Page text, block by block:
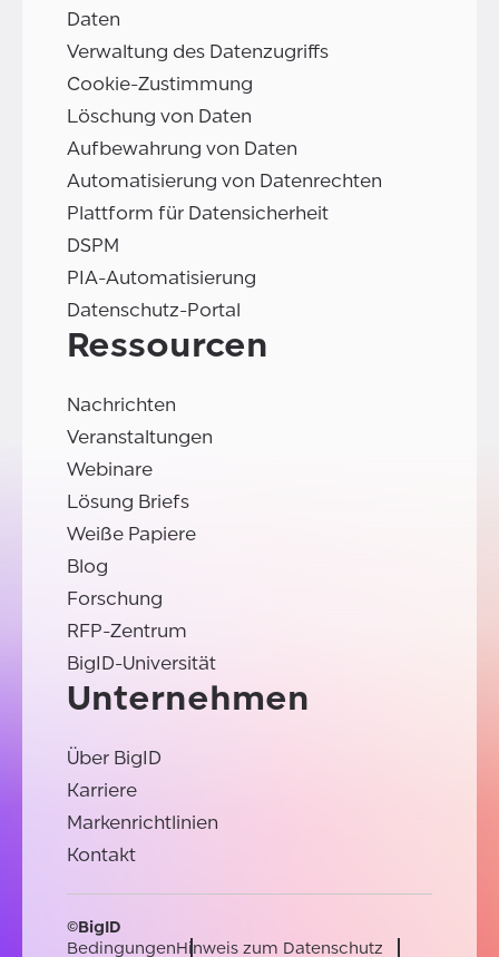
Daten
Verwaltung des Datenzugriffs
Cookie-Zustimmung
Löschung von Daten
Aufbewahrung von Daten
Automatisierung von Datenrechten
Plattform für Datensicherheit
DSPM
PIA-Automatisierung
Datenschutz-Portal
Ressourcen
Nachrichten
Veranstaltungen
Webinare
Lösung Briefs
Weiße Papiere
Blog
Forschung
RFP-Zentrum
BigID-Universität
Unternehmen
Über BigID
Karriere
Markenrichtlinien
Kontakt
©BigID
BedingungenHinweis zum Datenschutz